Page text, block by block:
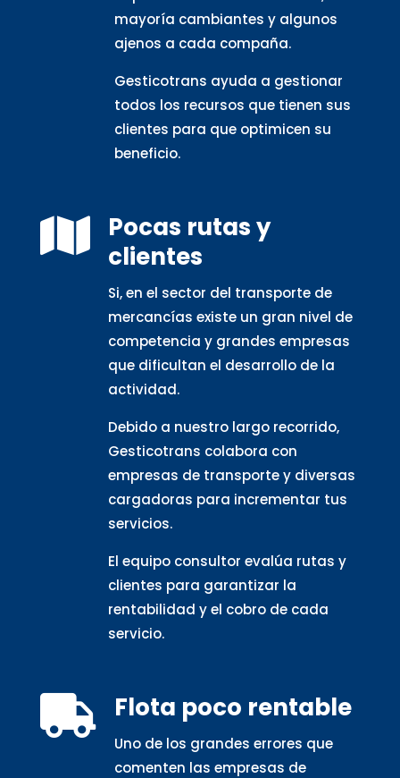
mayoría cambiantes y algunos
ajenos a cada compaña.
Gesticotrans ayuda a gestionar
todos los recursos que tienen sus
clientes para que optimicen su
beneficio.

Pocas rutas y
clientes
Si, en el sector del transporte de
mercancías existe un gran nivel de
competencia y grandes empresas
que dificultan el desarrollo de la
actividad.
Debido a nuestro largo recorrido,
Gesticotrans colabora con
empresas de transporte y diversas
cargadoras para incrementar tus
servicios.
El equipo consultor evalúa rutas y
clientes para garantizar la
rentabilidad y el cobro de cada
servicio.
 Flota poco rentable
Uno de los grandes errores que
comenten las empresas de